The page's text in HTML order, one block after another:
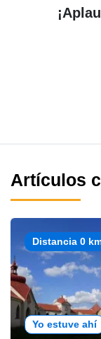
Artículos
Distancia 0
Yo estuve ahí